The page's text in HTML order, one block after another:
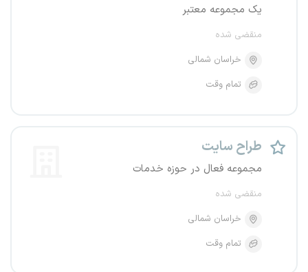
یک مجموعه معتبر
منقضی شده
خراسان شمالی
تمام وقت
طراح سایت
مجموعه فعال در حوزه خدمات
منقضی شده
خراسان شمالی
تمام وقت